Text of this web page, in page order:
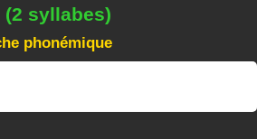
syllabes)
phonémique